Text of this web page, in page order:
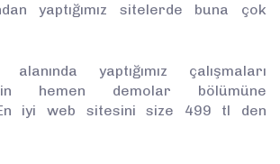
yaptığımız sitelerde buna çok
yaptığımız çalışmaları
hemen demolar bölümüne
iyi web sitesini size 499 tl den